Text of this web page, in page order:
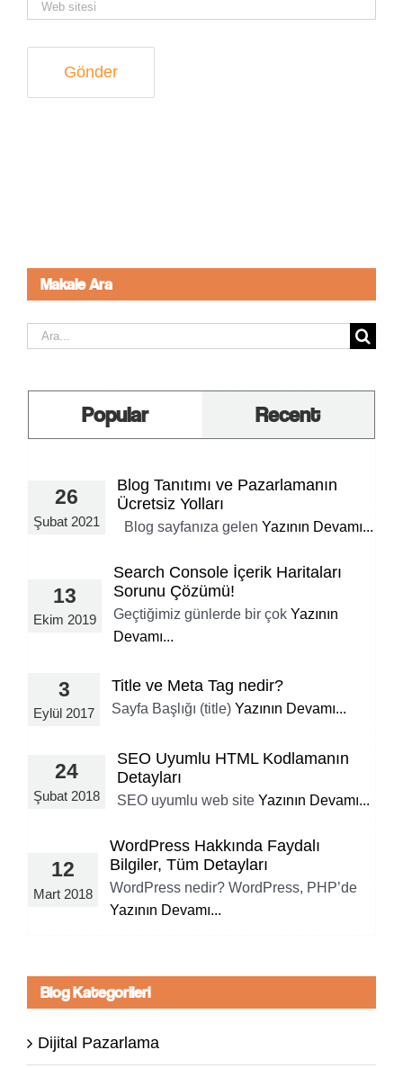
Makale Ara
Ara:
Popular Recent
26
Şubat 2021
Blog Tanıtımı ve Pazarlamanın
Ücretsiz Yolları
Blog sayfanıza gelen Yazının Devamı...
13
Ekim 2019
Search Console İçerik Haritaları
Sorunu Çözümü!
Geçtiğimiz günlerde bir çok Yazının
Devamı...
3
Eylül 2017
Title ve Meta Tag nedir?
Sayfa Başlığı (title) Yazının Devamı...
24
Şubat 2018
SEO Uyumlu HTML Kodlamanın
Detayları
SEO uyumlu web site Yazının Devamı...
12
Mart 2018
WordPress Hakkında Faydalı
Bilgiler, Tüm Detayları
WordPress nedir? WordPress, PHP’de
Yazının Devamı...
Blog Kategorileri
Dijital Pazarlama